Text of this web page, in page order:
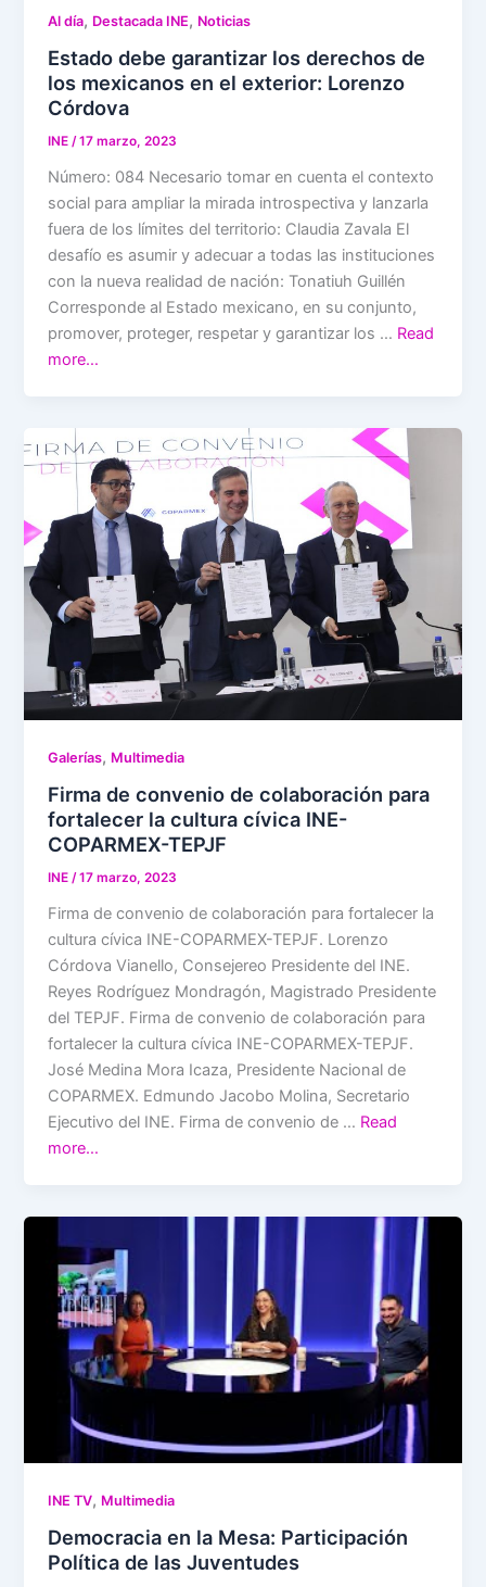
Al día, Destacada INE, Noticias
Estado debe garantizar los derechos de
los mexicanos en el exterior: Lorenzo
Córdova
INE/17 marzo, 2023
Número: 084 Necesario tomar en cuenta el contexto
social para ampliar la mirada introspectiva y lanzarla
fuera de los límites del territorio: Claudia Zavala El
desafío es asumir y adecuar a todas las instituciones
con la nueva realidad de nación: Tonatiuh Guillén
Corresponde al Estado mexicano, en su conjunto,
promover, proteger, respetar y garantizar los … Read
more…
Galerías, Multimedia
Firma de convenio de colaboración para
fortalecer la cultura cívica INE-
COPARMEX-TEPJF
INE/17 marzo, 2023
Firma de convenio de colaboración para fortalecer la
cultura cívica INE-COPARMEX-TEPJF. Lorenzo
Córdova Vianello, Consejereo Presidente del INE.
Reyes Rodríguez Mondragón, Magistrado Presidente
del TEPJF. Firma de convenio de colaboración para
fortalecer la cultura cívica INE-COPARMEX-TEPJF.
José Medina Mora Icaza, Presidente Nacional de
COPARMEX. Edmundo Jacobo Molina, Secretario
Ejecutivo del INE. Firma de convenio de … Read
more…
INE TV, Multimedia
Democracia en la Mesa: Participación
Política de las Juventudes